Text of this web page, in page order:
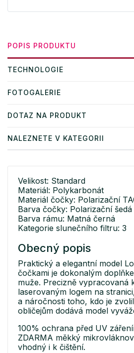
POPIS PRODUKTU
TECHNOLOGIE
FOTOGALERIE
DOTAZ NA PRODUKT
NALEZNETE V KATEGORII
Velikost: Standard
Materiál: Polykarbonát
Materiál čočky: Polarizační
Barva čočky: Polarizační šedá
Barva rámu: Matná černá
Kategorie slunečního filtru: 3
Obecný popis
Praktický a elegantní model
čočkami je dokonalým
muže. Precizně vypracovaná
laserovaným logem na
a náročnosti toho, kdo je
obličejům dodává model
100% ochrana před UV
ZDARMA měkký
vhodný i k čištění.